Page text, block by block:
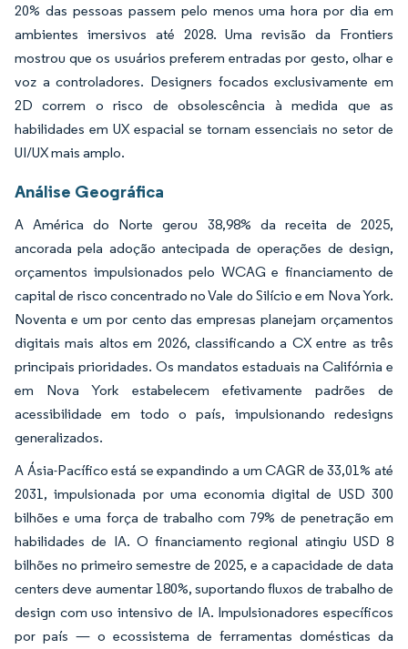
20% das pessoas passem pelo menos uma hora por dia em
ambientes imersivos até 2028. Uma revisão da Frontiers
mostrou que os usuários preferem entradas por gesto, olhar e
voz a controladores. Designers focados exclusivamente em
2D correm o risco de obsolescência à medida que as
habilidades em UX espacial se tornam essenciais no setor de
UI/UX mais amplo.
Análise Geográfica
A América do Norte gerou 38,98% da receita de 2025,
ancorada pela adoção antecipada de operações de design,
orçamentos impulsionados pelo WCAG e financiamento de
capital de risco concentrado no Vale do Silício e em Nova York.
Noventa e um por cento das empresas planejam orçamentos
digitais mais altos em 2026, classificando a CX entre as três
principais prioridades. Os mandatos estaduais na Califórnia e
em Nova York estabelecem efetivamente padrões de
acessibilidade em todo o país, impulsionando redesigns
generalizados.
A Ásia-Pacífico está se expandindo a um CAGR de 33,01% até
2031, impulsionada por uma economia digital de USD 300
bilhões e uma força de trabalho com 79% de penetração em
habilidades de IA. O financiamento regional atingiu USD 8
bilhões no primeiro semestre de 2025, e a capacidade de data
centers deve aumentar 180%, suportando fluxos de trabalho de
design com uso intensivo de IA. Impulsionadores específicos
por país — o ecossistema de ferramentas domésticas da